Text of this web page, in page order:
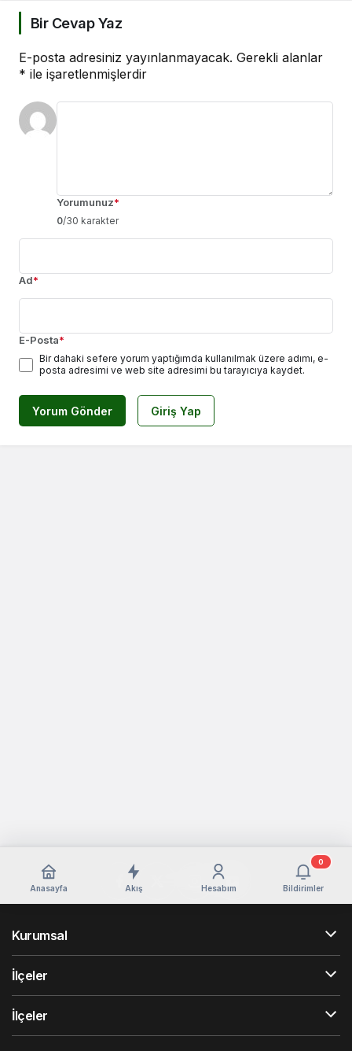
Bir Cevap Yaz
E-posta adresiniz yayınlanmayacak. Gerekli alanlar
* ile işaretlenmişlerdir
Yorumunuz*
0/30 karakter
Ad*
E-Posta*
Bir dahaki sefere yorum yaptığımda kullanılmak üzere adımı, e-
posta adresimi ve web site adresimi bu tarayıcıya kaydet.
Yorum Gönder Giriş Yap
Anasayfa Akış Hesabım Bildirimler
0
Kurumsal
İlçeler
İlçeler